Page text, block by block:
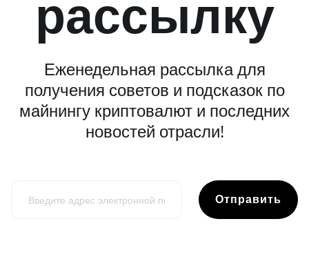
рассылку
Еженедельная рассылка для
получения советов и подсказок по
майнингу криптовалют и последних
новостей отрасли!
Отправить